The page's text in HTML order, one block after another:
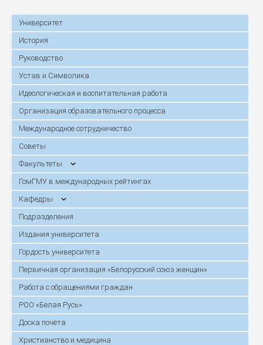
Университет
История
Руководство
Устав и Символика
Идеологическая и воспитательная работа
Организация образовательного процесса
Международное сотрудничество
Советы
Факультеты
ГомГМУ в международных рейтингах
Кафедры
Подразделения
Издания университета
Гордость университета
Первичная организация «Белорусский союз женщин»
Работа с обращениями граждан
РОО «Белая Русь»
Доска почёта
Христианство и медицина